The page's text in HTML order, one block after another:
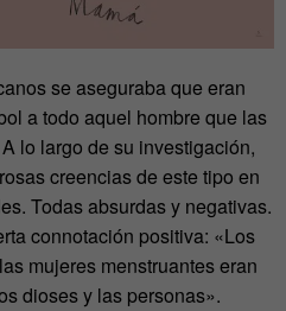
se aseguraba que eran
a todo aquel hombre que las
lo largo de su investigación,
creencias de este tipo en
Todas absurdas y negativas.
connotación positiva: «Los
mujeres menstruantes eran
dioses y las personas».